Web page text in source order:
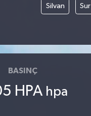
Silvan Sur
BASINÇ
HPA hpa